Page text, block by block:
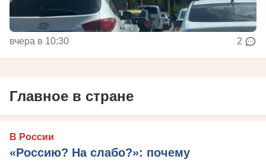
вчера в 10:30 2
Главное в стране
В России
«Россию? На слабо?»: почему